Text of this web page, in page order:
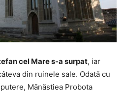
cel Mare s-a surpat, iar
din ruinele sale. Odată cu
Mănăstiea Probota